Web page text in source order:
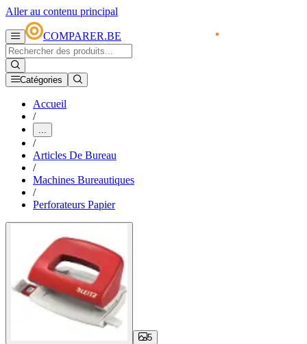
Aller au contenu principal
COMPARER.BE
Catégories
Accueil
/
...
/
Articles De Bureau
/
Machines Bureautiques
/
Perforateurs Papier
5